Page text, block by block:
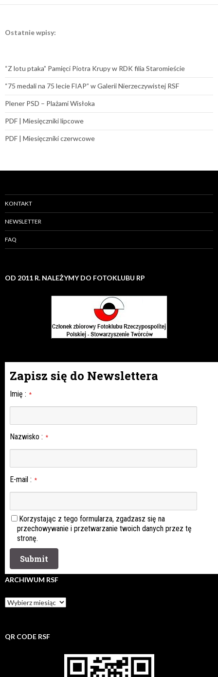
Ostatnie wpisy:
“Z lotu ptaka” Pamięci Piotra Krupy w RDK filia Staromieście
“75 medali na 75 lecie FIAP” w Galerii Nierzeczywistej RSF
Plener PSD – Plażami Wisłoka
PDF | Miesięczniki lipcowe
PDF | Miesięczniki czerwcowe
KONTAKT
NEWSLETTER
FAQ
OD 2011 R. NALEŻYMY DO FOTOKLUBU RP
Zapisz się do Newslettera
Imię : *
Nazwisko : *
E-mail : *
Korzystając z tego formularza, zgadzasz się na
przechowywanie i przetwarzanie twoich danych przez tę
stronę.
ARCHIWUM RSF
Archiwum
rsf
QR CODE RSF